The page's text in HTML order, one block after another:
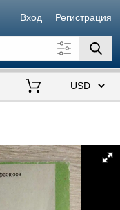
Вход Регистрация